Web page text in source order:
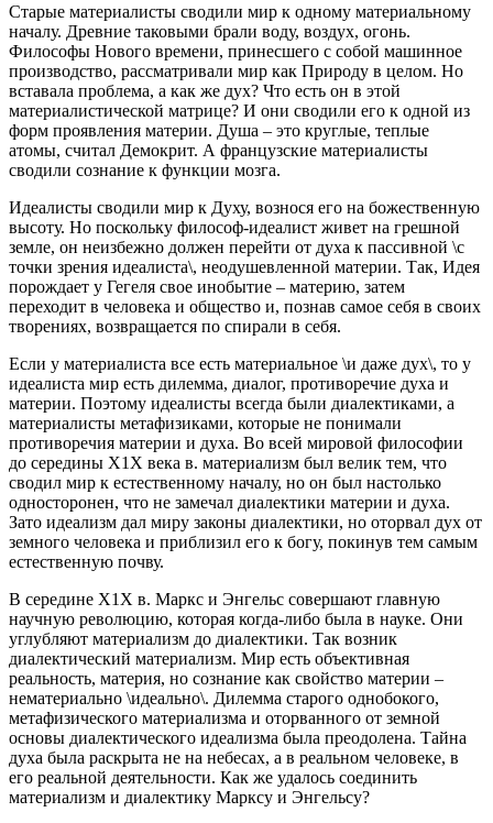
Старые материалисты сводили мир к одному материальному
началу. Древние таковыми брали воду, воздух, огонь.
Философы Нового времени, принесшего с собой машинное
производство, рассматривали мир как Природу в целом. Но
вставала проблема, а как же дух? Что есть он в этой
материалистической матрице? И они сводили его к одной из
форм проявления материи. Душа – это круглые, теплые
атомы, считал Демокрит. А французские материалисты
сводили сознание к функции мозга.
Идеалисты сводили мир к Духу, вознося его на божественную
высоту. Но поскольку философ-идеалист живет на грешной
земле, он неизбежно должен перейти от духа к пассивной \с
точки зрения идеалиста\, неодушевленной материи. Так, Идея
порождает у Гегеля свое инобытие – материю, затем
переходит в человека и общество и, познав самое себя в своих
творениях, возвращается по спирали в себя.
Если у материалиста все есть материальное \и даже дух\, то у
идеалиста мир есть дилемма, диалог, противоречие духа и
материи. Поэтому идеалисты всегда были диалектиками, а
материалисты метафизиками, которые не понимали
противоречия материи и духа. Во всей мировой философии
до середины Х1Х века в. материализм был велик тем, что
сводил мир к естественному началу, но он был настолько
односторонен, что не замечал диалектики материи и духа.
Зато идеализм дал миру законы диалектики, но оторвал дух от
земного человека и приблизил его к богу, покинув тем самым
естественную почву.
В середине Х1Х в. Маркс и Энгельс совершают главную
научную революцию, которая когда-либо была в науке. Они
углубляют материализм до диалектики. Так возник
диалектический материализм. Мир есть объективная
реальность, материя, но сознание как свойство материи –
нематериально \идеально\. Дилемма старого однобокого,
метафизического материализма и оторванного от земной
основы диалектического идеализма была преодолена. Тайна
духа была раскрыта не на небесах, а в реальном человеке, в
его реальной деятельности. Как же удалось соединить
материализм и диалектику Марксу и Энгельсу?